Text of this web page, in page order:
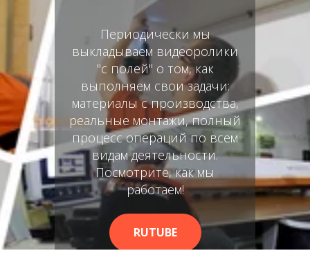
Периодически мы
выкладываем видеоролики
"с полей" о том, как
выполняем свои задачи:
материалы с производства,
реальные монтажи, полный
процесс операций по всем
видам деятельности.
Посмотрите, как мы
работаем!
RUTUBE